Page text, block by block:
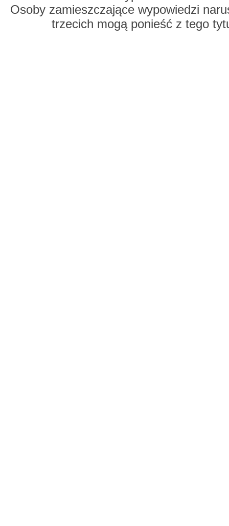
Osoby zamieszczające wypowiedzi
trzecich mogą ponieść z tego